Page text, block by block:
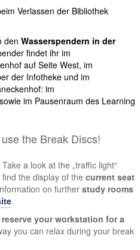
Verlassen der Bibliothek
den Wasserspendern in der
findet ihr im
auf Seite West, im
der Infotheke und im
im
im Pausenraum des Learning
the Break Discs!
a look at the „traffic light“
the display of the current seat
on further study rooms
.
reserve your workstation for a
you can relax during your break